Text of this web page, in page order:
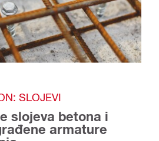
SLOJEVI
slojeva betona i
armature